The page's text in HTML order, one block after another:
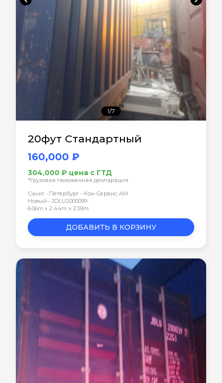
1/7
20фут Стандартный
160,000 ₽
304,000 ₽ цена с ГТД
*Грузовая таможенная декларация
Санкт - Петербург - Кон-Сервис АМ
Новый • JDLU2000099
6.06m x 2.44m x 2.59m
ДОБАВИТЬ В КОРЗИНУ